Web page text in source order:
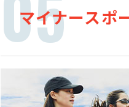
マイナースポ